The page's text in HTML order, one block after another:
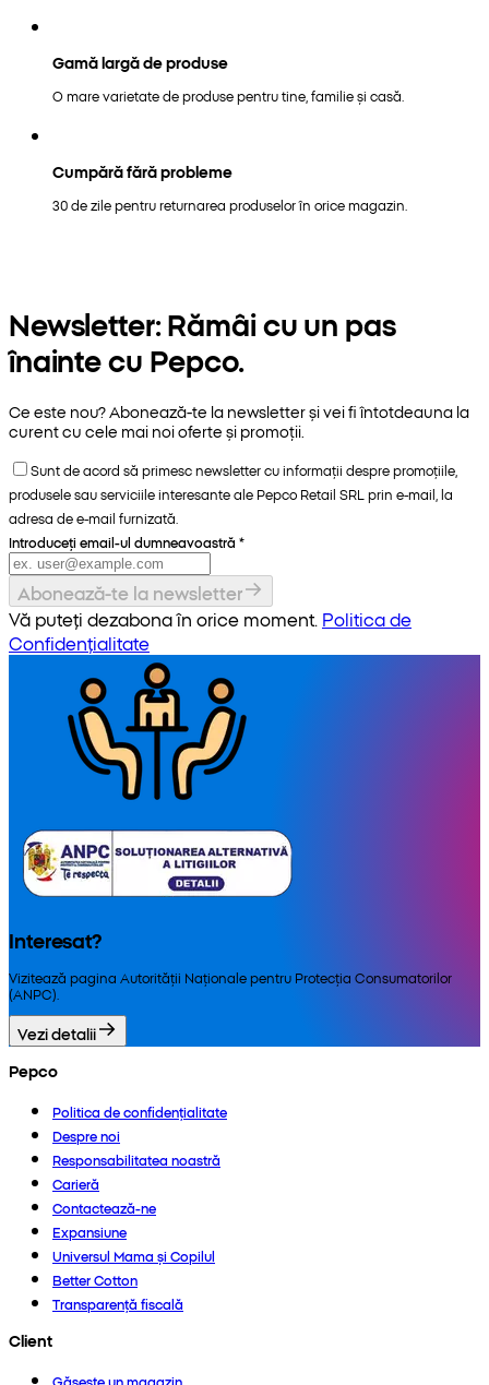
Gamă largă de produse
O mare varietate de produse pentru tine, familie și casă.
Cumpără fără probleme
30 de zile pentru returnarea produselor în orice magazin.
Newsletter: Rămâi cu un pas
înainte cu Pepco.
Ce este nou? Abonează-te la newsletter și vei fi întotdeauna la
curent cu cele mai noi oferte și promoții.
Sunt de acord să primesc newsletter cu informații despre promoțiile,
produsele sau serviciile interesante ale Pepco Retail SRL prin e-mail, la
adresa de e-mail furnizată.
Introduceți email-ul dumneavoastră *
Abonează-te la newsletter
Vă puteți dezabona în orice moment. Politica de
Confidențialitate
Interesat?
Vizitează pagina Autorității Naționale pentru Protecția Consumatorilor
(ANPC).
Vezi detalii
Pepco
Politica de confidențialitate
Despre noi
Responsabilitatea noastră
Carieră
Contactează-ne
Expansiune
Universul Mama și Copilul
Better Cotton
Transparență fiscală
Client
Găsește un magazin